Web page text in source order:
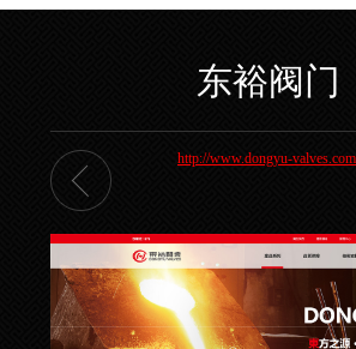
东裕阀门
http://www.dongyu-